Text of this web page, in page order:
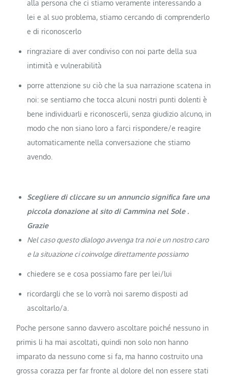
alla persona che ci stiamo veramente interessando a
lei e al suo problema, stiamo cercando di comprenderlo
e di riconoscerlo
ringraziare di aver condiviso con noi parte della sua
intimità e vulnerabilità
porre attenzione su ciò che la sua narrazione scatena in
noi: se sentiamo che tocca alcuni nostri punti dolenti è
bene individuarli e riconoscerli, senza giudizio alcuno, in
modo che non siano loro a farci rispondere/e reagire
automaticamente nella conversazione che stiamo
avendo.
Scegliere di cliccare su un annuncio significa fare una
piccola donazione al sito di Cammina nel Sole .
Grazie
Nel caso questo dialogo avvenga tra noi e un nostro caro
e la situazione ci coinvolge direttamente possiamo
chiedere se e cosa possiamo fare per lei/lui
ricordargli che se lo vorrà noi saremo disposti ad
ascoltarlo/a.
Poche persone sanno davvero ascoltare poiché nessuno in
primis li ha mai ascoltati, quindi non solo non hanno
imparato da nessuno come si fa, ma hanno costruito una
grossa corazza per far fronte al dolore del non essere stati